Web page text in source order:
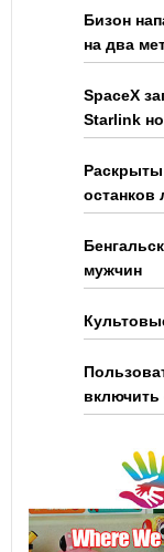
Бизон
на два
SpaceX
Starlink
Раскрыты
останков
мужчин
включить